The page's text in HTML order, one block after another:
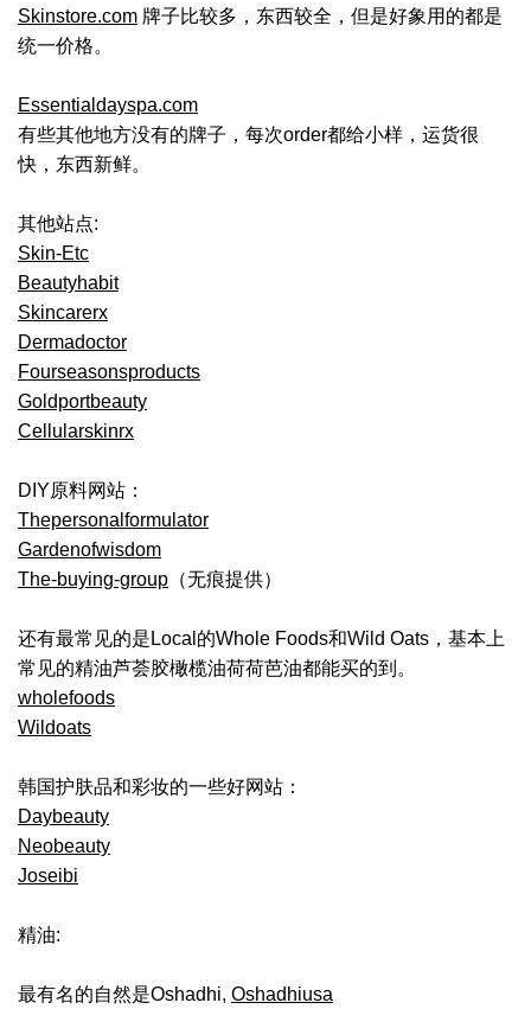
Skinstore.com 牌子比较多，东西较全，但是好象用的都是
统一价格。
Essentialdayspa.com
有些其他地方没有的牌子，每次order都给小样，运货很
快，东西新鲜。
其他站点:
Skin-Etc
Beautyhabit
Skincarerx
Dermadoctor
Fourseasonsproducts
Goldportbeauty
Cellularskinrx
DIY原料网站：
Thepersonalformulator
Gardenofwisdom
The-buying-group （无痕提供）
还有最常见的是Local的Whole Foods和Wild Oats，基本上
常见的精油芦荟胶橄榄油荷荷芭油都能买的到。
wholefoods
Wildoats
韩国护肤品和彩妆的一些好网站：
Daybeauty
Neobeauty
Joseibi
精油:
最有名的自然是Oshadhi, Oshadhiusa